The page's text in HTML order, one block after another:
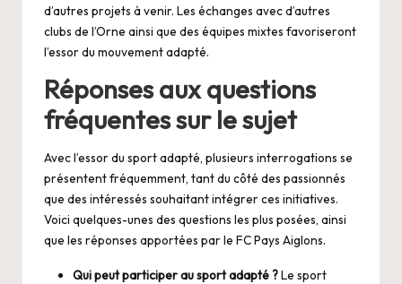
d’autres projets à venir. Les échanges avec d’autres
clubs de l’Orne ainsi que des équipes mixtes favoriseront
l’essor du mouvement adapté.
Réponses aux questions
fréquentes sur le sujet
Avec l’essor du sport adapté, plusieurs interrogations se
présentent fréquemment, tant du côté des passionnés
que des intéressés souhaitant intégrer ces initiatives.
Voici quelques-unes des questions les plus posées, ainsi
que les réponses apportées par le FC Pays Aiglons.
Qui peut participer au sport adapté ?Le sport